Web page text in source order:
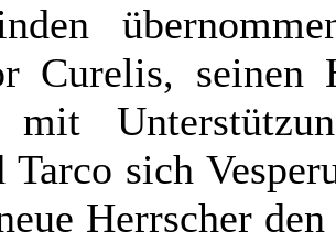
Curelis, seinen
mit
Tarco sich
Herrscher